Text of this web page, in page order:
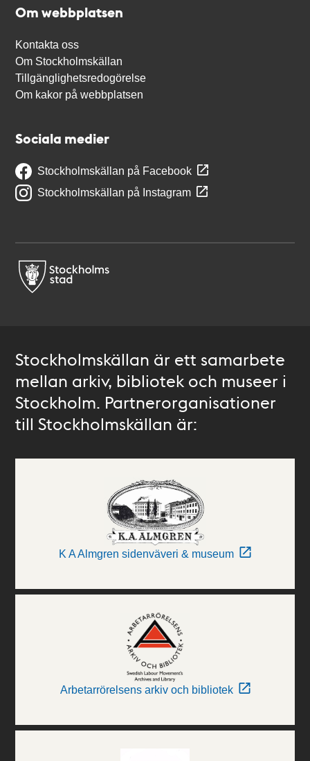
Om webbplatsen
Kontakta oss
Om Stockholmskällan
Tillgänglighetsredogörelse
Om kakor på webbplatsen
Sociala medier
Stockholmskällan på Facebook
Stockholmskällan på Instagram
Stockholmskällan är ett samarbete
mellan arkiv, bibliotek och museer i
Stockholm. Partnerorganisationer
till Stockholmskällan är:
K A Almgren sidenväveri & museum
Arbetarrörelsens arkiv och bibliotek